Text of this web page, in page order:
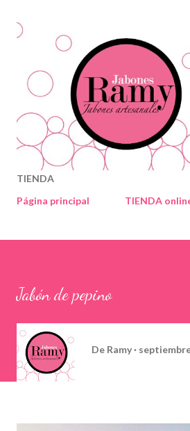
TIENDA
Página principal
TIENDA
Jabón de pepino
De Ramy